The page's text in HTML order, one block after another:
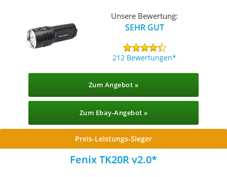
Unsere Bewertung:
SEHR GUT
212 Bewertungen
Zum Angebot »
Zum Ebay-Angebot »
Preis-Leistungs-Sieger
Fenix TK20R v2.0